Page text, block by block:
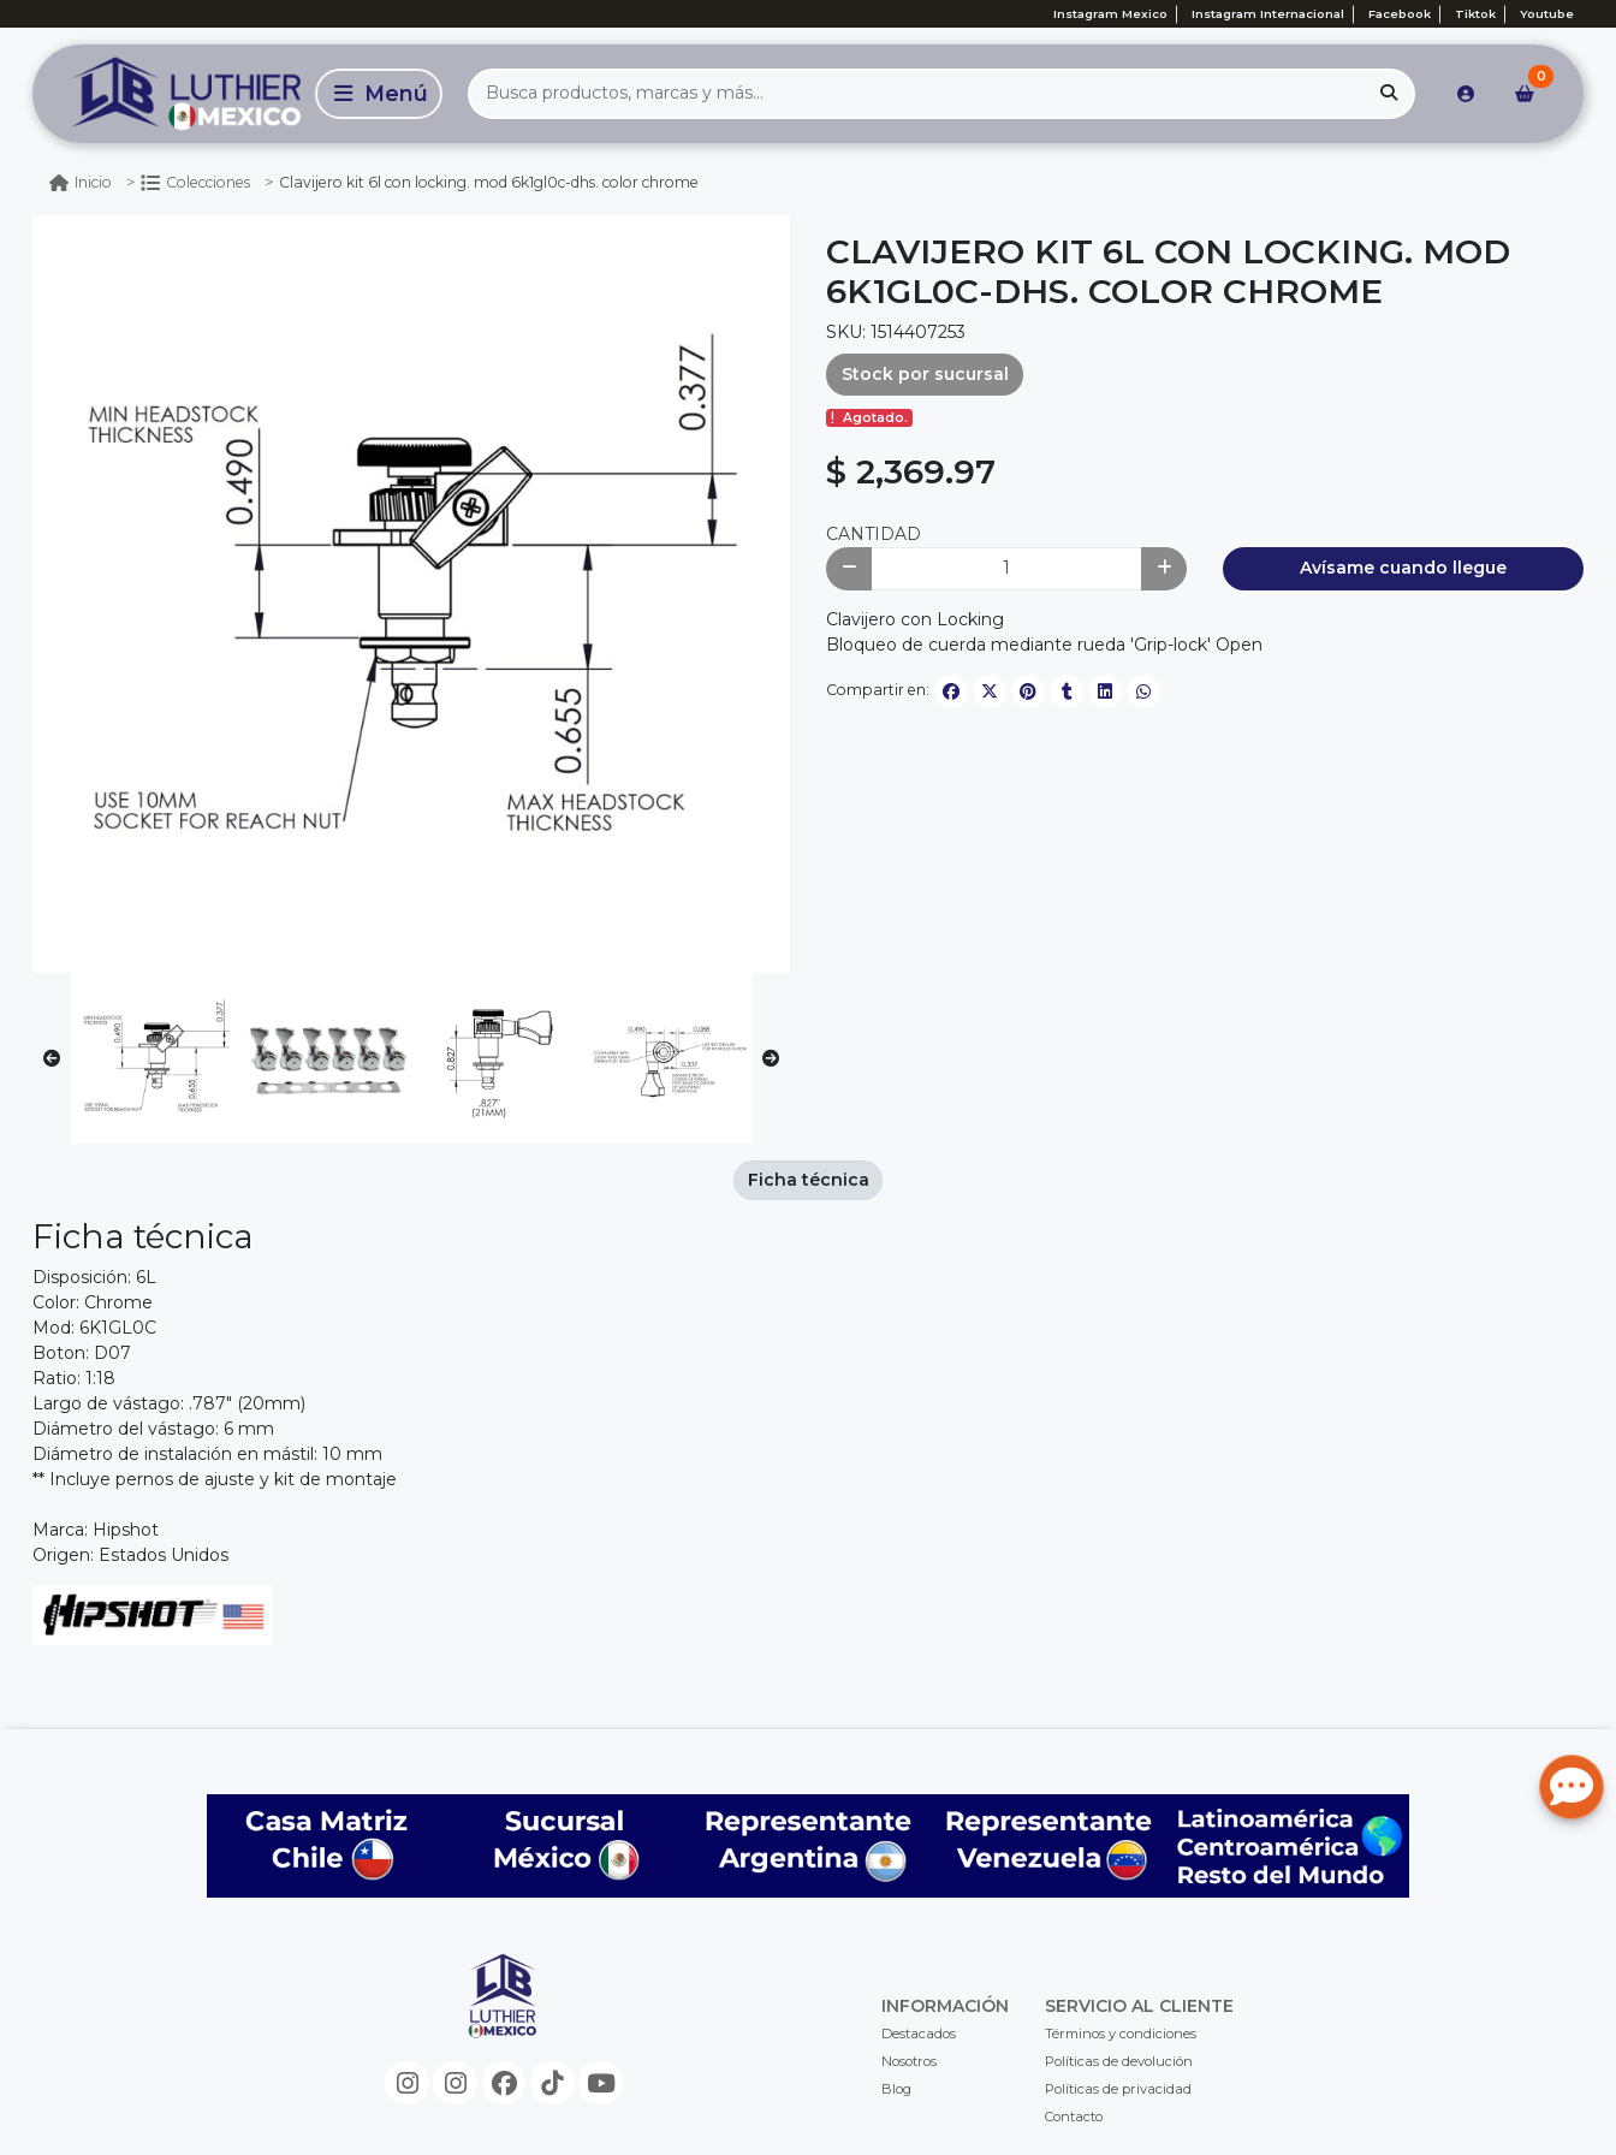
Instagram Mexico Instagram Internacional Facebook Tiktok Youtube
0
Inicio Colecciones Clavijero kit 6l con locking. mod 6k1gl0c-dhs. color chrome
CLAVIJERO KIT 6L CON LOCKING. MOD
6K1GL0C-DHS. COLOR CHROME
SKU: 1514407253
Stock por sucursal
Agotado.
$ 2,369.97
CANTIDAD
Avísame cuando llegue
Clavijero con Locking
Bloqueo de cuerda mediante rueda 'Grip-lock' Open
Compartir en:
Ficha técnica
Disposición: 6L
Color: Chrome
Mod: 6K1GL0C
Boton: D07
Ratio: 1:18
Largo de vástago: .787" (20mm)
Diámetro del vástago: 6 mm
Diámetro de instalación en mástil: 10 mm
** Incluye pernos de ajuste y kit de montaje
Marca: Hipshot
Origen: Estados Unidos
Ficha técnica
INFORMACIÓN
Destacados
Nosotros
Blog
SERVICIO AL CLIENTE
Términos y condiciones
Políticas de devolución
Políticas de privacidad
Contacto